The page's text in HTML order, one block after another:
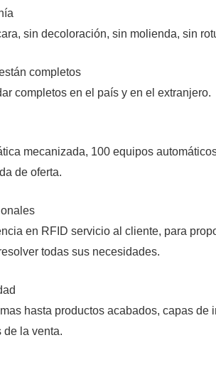
sin decoloración, sin molienda, sin
completos
completos en el país y en el extranjero.
mecanizada, 100 equipos
de oferta.
en RFID servicio al cliente, para
todas sus necesidades.
hasta productos acabados, capas
de la venta.